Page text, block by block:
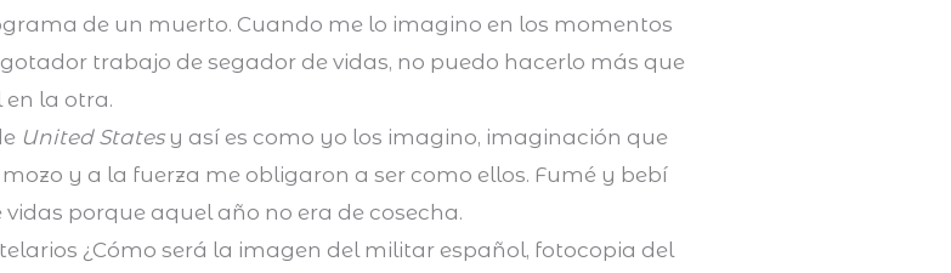
de un muerto. Cuando me lo imagino en los momentos
trabajo de segador de vidas, no puedo hacerlo más que
la otra.
United Statesy así es como yo los imagino, imaginación que
y a la fuerza me obligaron a ser como ellos. Fumé y bebí
porque aquel año no era de cosecha.
¿Cómo será la imagen del militar español, fotocopia del